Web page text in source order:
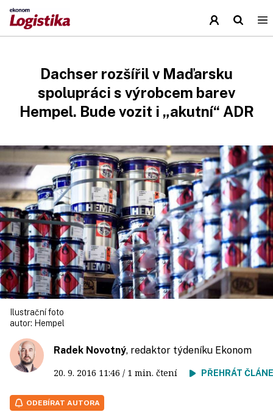
Dachser rozšířil v Maďarsku
spolupráci s výrobcem barev
Hempel. Bude vozit i „akutní“ ADR
Ilustrační foto
autor: Hempel
Radek Novotný, redaktor týdeníku Ekonom
20. 9. 2016 11:46 / 1 min. čtení PŘEHRÁT
ODEBÍRAT AUTORA